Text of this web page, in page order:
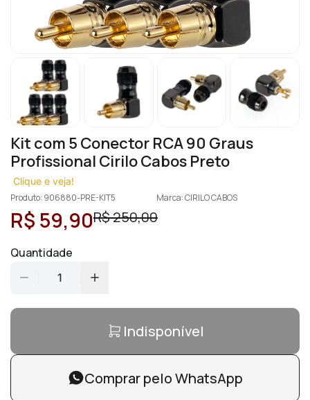
Kit com 5 Conector RCA 90 Graus
Profissional Cirilo Cabos Preto
Clique e veja!
Produto: 906880-PRE-KIT5
Marca: CIRILO CABOS
R$ 59,90R$ 250,00
Quantidade
1
Indisponível
Comprar pelo WhatsApp